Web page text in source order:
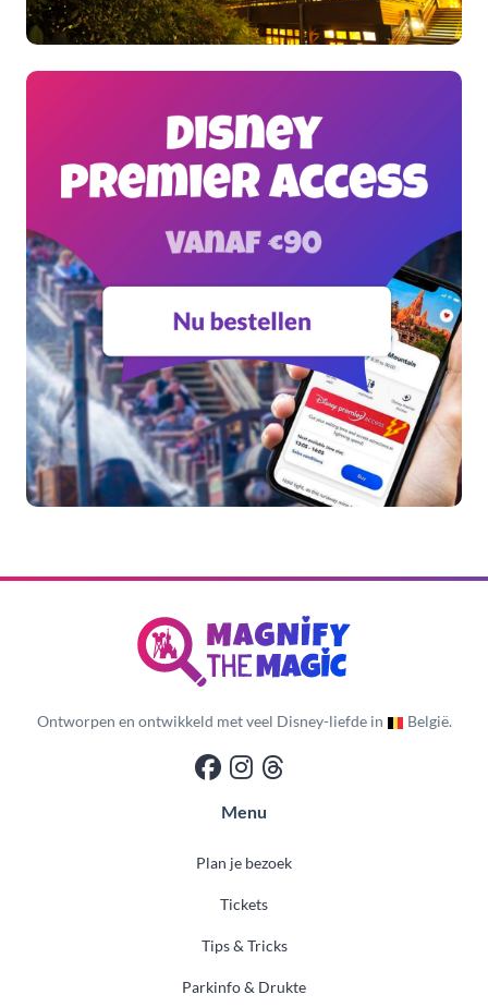
Ontworpen en ontwikkeld met veel Disney-liefde in België.
Menu
Plan je bezoek
Tickets
Tips & Tricks
Parkinfo & Drukte